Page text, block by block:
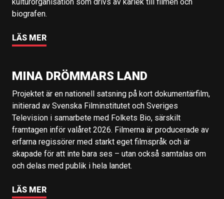
biografen.
LÄS MER
MINA DRÖMMARS LAND
Projektet är en nationell satsning på kort dokumentärfilm,
initierad av Svenska Filminstitutet och Sveriges
Television i samarbete med Folkets Bio, särskilt
framtagen inför valåret 2026. Filmerna är producerade av
erfarna regissörer med starkt eget filmspråk och är
skapade för att inte bara ses – utan också samtalas om
och delas med publik i hela landet.
LÄS MER